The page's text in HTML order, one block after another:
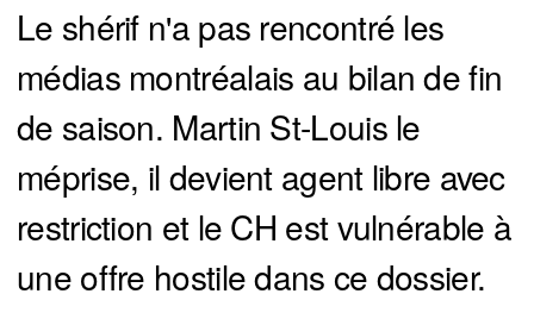
Le shérif n'a pas rencontré les
médias montréalais au bilan de fin
de saison. Martin St-Louis le
méprise, il devient agent libre avec
restriction et le CH est vulnérable à
une offre hostile dans ce dossier.